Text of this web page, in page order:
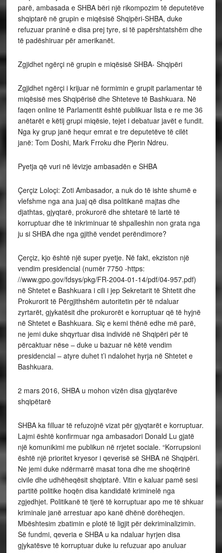
parë, ambasada e SHBA bëri një rikompozim të deputetëve
shqiptarë në grupin e miqësisë Shqipëri-SHBA, duke
refuzuar praninë e disa prej tyre, si të papërshtatshëm dhe
të padëshiruar për amerikanët.
Zgjidhet ngërçi në grupin e miqësisë SHBA- Shqipëri
Zgjidhet ngërçi i krijuar në formimin e grupit parlamentar të
miqësisë mes Shqipërisë dhe Shteteve të Bashkuara. Në
faqen online të Parlamentit është publikuar lista e re me 36
anëtarët e këtij grupi miqësie, tejet i debatuar javët e fundit.
Nga ky grup janë hequr emrat e tre deputetëve të cilët
janë: Tom Doshi, Mark Frroku dhe Pjerin Ndreu.
Pyetja që vuri në lëvizje ambasadën e SHBA
Çerçiz Loloçi: Zoti Ambasador, a nuk do të ishte shumë e
vlefshme nga ana juaj që disa politikanë majtas dhe
djathtas, gjyqtarë, prokurorë dhe shtetarë të lartë të
korruptuar dhe të inkriminuar të shpalleshin non grata nga
ju si SHBA dhe nga gjithë vendet perëndimore?
Çerçiz, kjo është një super pyetje. Në fakt, ekziston një
vendim presidencial (numër 7750 -https:
//www.gpo.gov/fdsys/pkg/FR-2004-01-14/pdf/04-957.pdf)
në Shtetet e Bashkuara i cili i jep Sekretarit të Shtetit dhe
Prokurorit të Përgjithshëm autoritetin për të ndaluar
zyrtarët, gjykatësit dhe prokurorët e korruptuar që të hyjnë
në Shtetet e Bashkuara. Siç e kemi thënë edhe më parë,
ne jemi duke shqyrtuar disa individë në Shqipëri për të
përcaktuar nëse – duke u bazuar në këtë vendim
presidencial – atyre duhet t’i ndalohet hyrja në Shtetet e
Bashkuara.
2 mars 2016, SHBA u mohon vizën disa gjyqtarëve
shqipëtarë
SHBA ka filluar të refuzojnë vizat për gjyqtarët e korruptuar.
Lajmi është konfirmuar nga ambasadori Donald Lu gjatë
një komunikimi me publikun në rrjetet sociale. “Korrupsioni
është një prioritet kryesor i qeverisë së SHBA në Shqipëri.
Ne jemi duke ndërmarrë masat tona dhe me shoqërinë
civile dhe udhëheqësit shqiptarë. Vitin e kaluar pamë sesi
partitë politike hoqën disa kandidatë kriminelë nga
zgjedhjet. Politikanë të tjerë të korruptuar apo me të shkuar
kriminale janë arrestuar apo kanë dhënë dorëheqjen.
Mbështesim zbatimin e plotë të ligjit për dekriminalizimin.
Së fundmi, qeveria e SHBA u ka ndaluar hyrjen disa
gjykatësve të korruptuar duke iu refuzuar apo anuluar